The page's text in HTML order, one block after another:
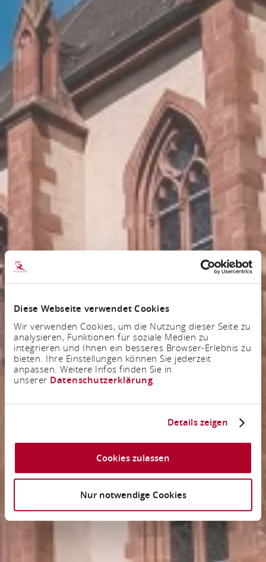
Diese Webseite verwendet Cookies
Wir verwenden Cookies, um die Nutzung dieser Seite zu
analysieren, Funktionen für soziale Medien zu
integrieren und Ihnen ein besseres Browser-Erlebnis zu
bieten. Ihre Einstellungen können Sie jederzeit
anpassen. Weitere Infos finden Sie in
unserer Datenschutzerklärung.
Details zeigen
Cookies zulassen
Nur notwendige Cookies